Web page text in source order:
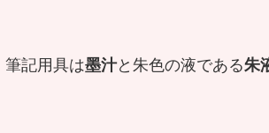
筆記用具は墨汁と朱色の液である朱